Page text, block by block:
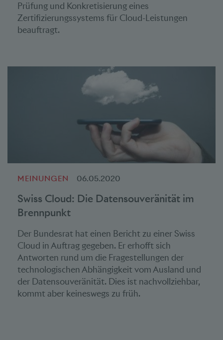
Prüfung und Konkretisierung eines
Zertifizierungssystems für Cloud-Leistungen
beauftragt.
MEINUNGEN 06.05.2020
Swiss Cloud: Die Datensouveränität im
Brennpunkt
Der Bundesrat hat einen Bericht zu einer Swiss
Cloud in Auftrag gegeben. Er erhofft sich
Antworten rund um die Fragestellungen der
technologischen Abhängigkeit vom Ausland und
der Datensouveränität. Dies ist nachvollziehbar,
kommt aber keineswegs zu früh.